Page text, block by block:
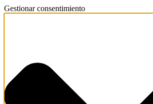
Gestionar consentimiento